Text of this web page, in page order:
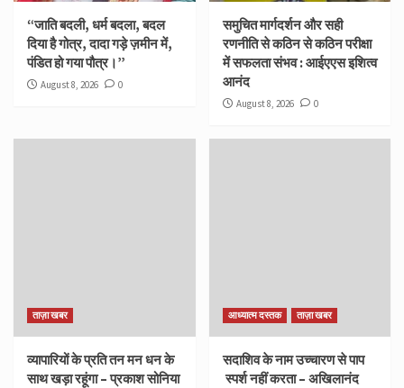
“जाति बदली, धर्म बदला, बदल
दिया है गोत्र, दादा गड़े ज़मीन में,
पंडित हो गया पौत्र।”
August 8, 2026 0
समुचित मार्गदर्शन और सही
रणनीति से कठिन से कठिन परीक्षा
में सफलता संभव : आईएएस इशित्व
आनंद
August 8, 2026 0
ताज़ा खबर
व्यापारियों के प्रति तन मन धन के
साथ खड़ा रहूंगा – प्रकाश सोनिया
आध्यात्म दस्तक ताज़ा खबर
सदाशिव के नाम उच्चारण से पाप
स्पर्श नहीं करता – अखिलानंद